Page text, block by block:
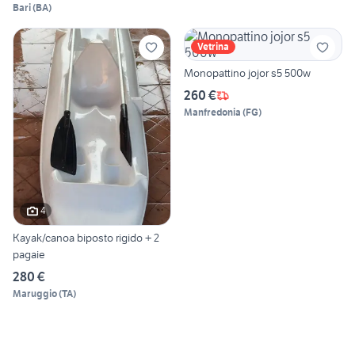
Bari(BA)
4
Kayak/canoa biposto rigido + 2
pagaie
280 €
Maruggio(TA)
Vetrina
Monopattino jojor s5 500w
260 €
Manfredonia (FG)